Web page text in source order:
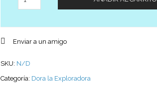
Enviar a un amigo
SKU: N/D
Categoría: Dora la Exploradora